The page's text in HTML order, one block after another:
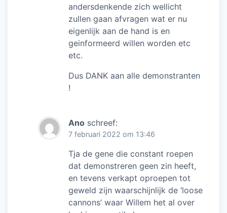
andersdenkende zich wellicht
zullen gaan afvragen wat er nu
eigenlijk aan de hand is en
geinformeerd willen worden etc
etc.
Dus DANK aan alle demonstranten
!
Ano schreef:
7 februari 2022 om 13:46
Tja de gene die constant roepen
dat demonstreren geen zin heeft,
en tevens verkapt oproepen tot
geweld zijn waarschijnlijk de ‘loose
cannons’ waar Willem het al over